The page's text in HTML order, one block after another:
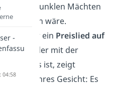
er fast dunklen Mächten
gefallen wäre.
singt er ein Preislied auf
Knabe, der mit der
ist, zeigt
sein wahres Gesicht: Es
-
04:58